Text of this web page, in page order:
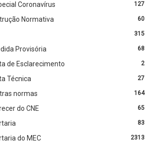
127
Coronavírus
60
Normativa
315
68
Provisória
2
de Esclarecimento
27
Técnica
164
normas
65
do CNE
83
2313
do MEC